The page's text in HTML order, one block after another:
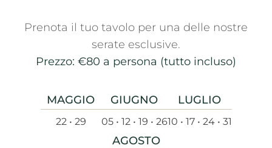
Prenota il tuo tavolo per una delle nostre
serate esclusive.
Prezzo: €80 a persona (tutto incluso)
MAGGIO
22 • 29
GIUGNO
05 • 12 • 19 • 26
LUGLIO
10 • 17 • 24 • 31
AGOSTO